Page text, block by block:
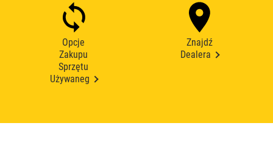
Opcje
Zakupu
Sprzętu
Używaneg
Znajdź
Dealera